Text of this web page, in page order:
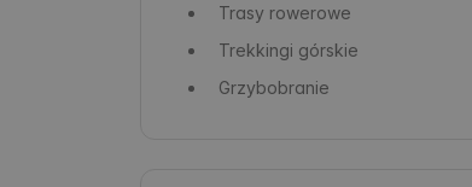
Trasy rowerowe
Trekkingi górskie
Grzybobranie